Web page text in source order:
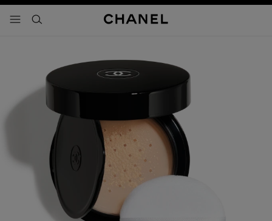
- navegación principal
buscar